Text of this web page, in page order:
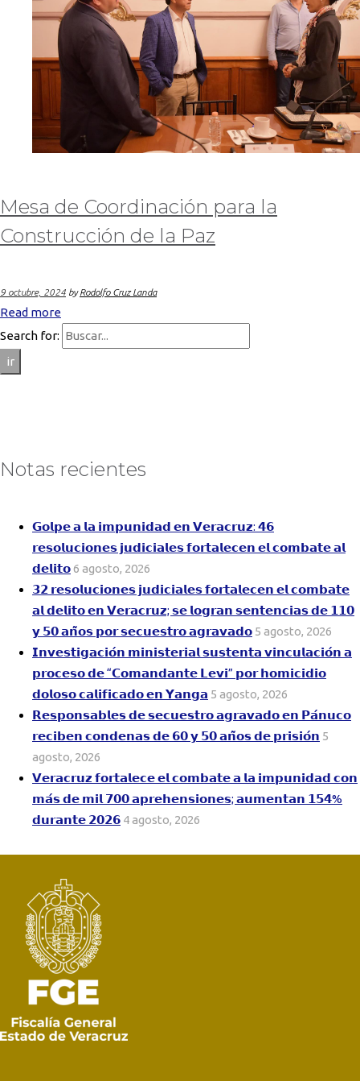
Mesa de Coordinación para la
Construcción de la Paz
9 octubre, 2024 byRodolfo Cruz Landa
Read more
Search for:
ir
Notas recientes
𝗚𝗼𝗹𝗽𝗲 𝗮 𝗹𝗮 𝗶𝗺𝗽𝘂𝗻𝗶𝗱𝗮𝗱 𝗲𝗻 𝗩𝗲𝗿𝗮𝗰𝗿𝘂𝘇: 𝟰𝟲
𝗿𝗲𝘀𝗼𝗹𝘂𝗰𝗶𝗼𝗻𝗲𝘀 𝗷𝘂𝗱𝗶𝗰𝗶𝗮𝗹𝗲𝘀 𝗳𝗼𝗿𝘁𝗮𝗹𝗲𝗰𝗲𝗻 𝗲𝗹 𝗰𝗼𝗺𝗯𝗮𝘁𝗲 𝗮𝗹
𝗱𝗲𝗹𝗶𝘁𝗼6 agosto, 2026
𝟯𝟮 𝗿𝗲𝘀𝗼𝗹𝘂𝗰𝗶𝗼𝗻𝗲𝘀 𝗷𝘂𝗱𝗶𝗰𝗶𝗮𝗹𝗲𝘀 𝗳𝗼𝗿𝘁𝗮𝗹𝗲𝗰𝗲𝗻 𝗲𝗹 𝗰𝗼𝗺𝗯𝗮𝘁𝗲
𝗮𝗹 𝗱𝗲𝗹𝗶𝘁𝗼 𝗲𝗻 𝗩𝗲𝗿𝗮𝗰𝗿𝘂𝘇; 𝘀𝗲 𝗹𝗼𝗴𝗿𝗮𝗻 𝘀𝗲𝗻𝘁𝗲𝗻𝗰𝗶𝗮𝘀 𝗱𝗲 𝟭𝟭𝟬
𝘆 𝟱𝟬 𝗮𝗻̃𝗼𝘀 𝗽𝗼𝗿 𝘀𝗲𝗰𝘂𝗲𝘀𝘁𝗿𝗼 𝗮𝗴𝗿𝗮𝘃𝗮𝗱𝗼 5 agosto, 2026
𝗜𝗻𝘃𝗲𝘀𝘁𝗶𝗴𝗮𝗰𝗶𝗼́𝗻 𝗺𝗶𝗻𝗶𝘀𝘁𝗲𝗿𝗶𝗮𝗹 𝘀𝘂𝘀𝘁𝗲𝗻𝘁𝗮 𝘃𝗶𝗻𝗰𝘂𝗹𝗮𝗰𝗶𝗼́𝗻 𝗮
𝗽𝗿𝗼𝗰𝗲𝘀𝗼 𝗱𝗲 “𝗖𝗼𝗺𝗮𝗻𝗱𝗮𝗻𝘁𝗲 𝗟𝗲𝘃𝗶” 𝗽𝗼𝗿 𝗵𝗼𝗺𝗶𝗰𝗶𝗱𝗶𝗼
𝗱𝗼𝗹𝗼𝘀𝗼 𝗰𝗮𝗹𝗶𝗳𝗶𝗰𝗮𝗱𝗼 𝗲𝗻 𝗬𝗮𝗻𝗴𝗮 5 agosto, 2026
𝗥𝗲𝘀𝗽𝗼𝗻𝘀𝗮𝗯𝗹𝗲𝘀 𝗱𝗲 𝘀𝗲𝗰𝘂𝗲𝘀𝘁𝗿𝗼 𝗮𝗴𝗿𝗮𝘃𝗮𝗱𝗼 𝗲𝗻 𝗣𝗮́𝗻𝘂𝗰𝗼
𝗿𝗲𝗰𝗶𝗯𝗲𝗻 𝗰𝗼𝗻𝗱𝗲𝗻𝗮𝘀 𝗱𝗲 𝟲𝟬 𝘆 𝟱𝟬 𝗮𝗻̃𝗼𝘀 𝗱𝗲 𝗽𝗿𝗶𝘀𝗶𝗼́𝗻 5
agosto, 2026
𝗩𝗲𝗿𝗮𝗰𝗿𝘂𝘇 𝗳𝗼𝗿𝘁𝗮𝗹𝗲𝗰𝗲 𝗲𝗹 𝗰𝗼𝗺𝗯𝗮𝘁𝗲 𝗮 𝗹𝗮 𝗶𝗺𝗽𝘂𝗻𝗶𝗱𝗮𝗱 𝗰𝗼𝗻
𝗺𝗮́𝘀 𝗱𝗲 𝗺𝗶𝗹 𝟳𝟬𝟬 𝗮𝗽𝗿𝗲𝗵𝗲𝗻𝘀𝗶𝗼𝗻𝗲𝘀; 𝗮𝘂𝗺𝗲𝗻𝘁𝗮𝗻 𝟭𝟱𝟰%
𝗱𝘂𝗿𝗮𝗻𝘁𝗲 𝟮𝟬𝟮𝟲 4 agosto, 2026